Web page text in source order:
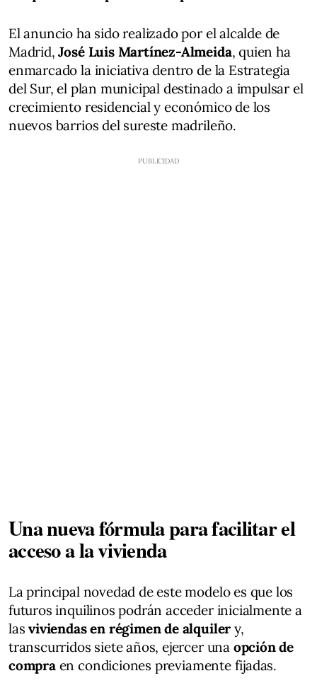
El anuncio ha sido realizado por el alcalde de
Madrid,José Luis Martínez-Almeida, quien ha
enmarcado la iniciativa dentro de la Estrategia
del Sur, el plan municipal destinado a impulsar el
crecimiento residencial y económico de los
nuevos barrios del sureste madrileño.
Una nueva fórmula para facilitar el
acceso a la vivienda
La principal novedad de este modelo es que los
futuros inquilinos podrán acceder inicialmente a
lasviviendas en régimen de alquiler y,
transcurridos siete años, ejercer una opción de
compraen condiciones previamente fijadas.